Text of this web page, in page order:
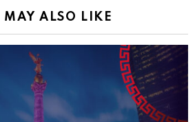
MAY ALSO LIKE